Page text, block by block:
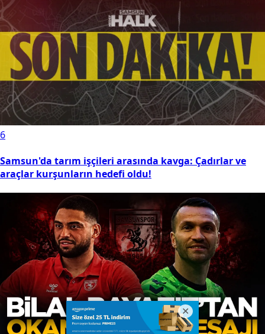
6
Samsun'da tarım işçileri arasında kavga: Çadırlar ve
araçlar kurşunların hedefi oldu!